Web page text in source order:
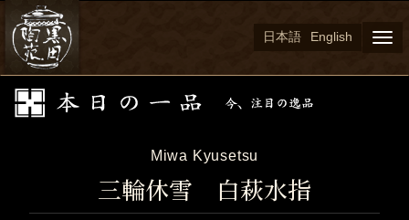
日本語 English
Miwa Kyusetsu
三輪休雪 白萩水指